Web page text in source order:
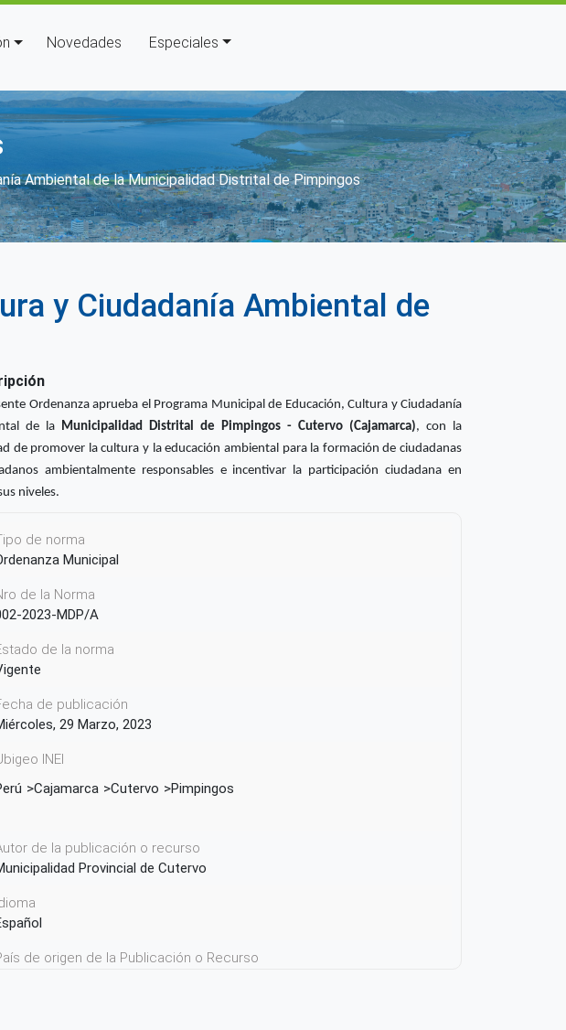
Novedades Especiales
Ambiental de la Municipalidad Distrital de Pimpingos
y Ciudadanía Ambiental de
Ordenanza aprueba el Programa Municipal de Educación, Cultura y Ciudadanía
de la Municipalidad Distrital de Pimpingos - Cutervo (Cajamarca), con la
de promover la cultura y la educación ambiental para la formación de ciudadanas
ambientalmente responsables e incentivar la participación ciudadana en
niveles.
de norma
Municipal
de la Norma
2023-MDP/A
de la norma
de publicación
29 Marzo, 2023
INEI
Cajamarca Cutervo Pimpingos
de la publicación o recurso
Provincial de Cutervo
de origen de la Publicación o Recurso